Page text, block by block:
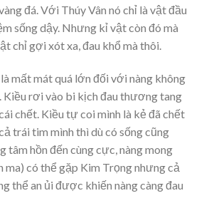
đá. Với Thúy Vân nó chỉ là vật đầu
sống dậy. Nhưng kỉ vật còn đó mà
chỉ gợi xót xa, đau khổ mà thôi.
mất mát quá lớn đối với nàng không
rơi vào bi kịch đau thương tang
chết. Kiều tự coi mình là kẻ đã chết
trái tim mình thì dù có sống cũng
tâm hồn đến cùng cực, nàng mong
có thể gặp Kim Trọng nhưng cả
thể an ủi được khiến nàng càng đau